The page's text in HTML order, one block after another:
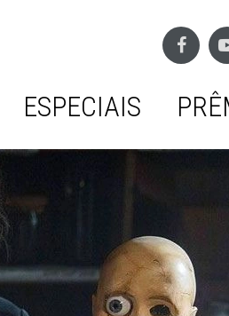
ESPECIAIS